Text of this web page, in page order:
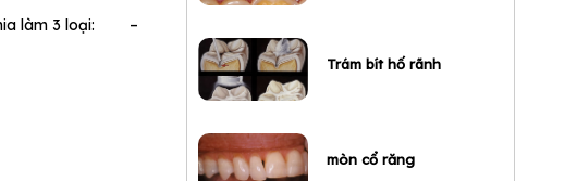
chia làm 3 loại: –
Trám bít hố rãnh
mòn cổ răng